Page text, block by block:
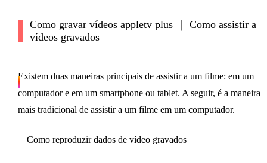
Como gravar vídeos appletv plus ｜ Como assistir a
vídeos gravados
Existem duas maneiras principais de assistir a um filme: em um
computador e em um smartphone ou tablet. A seguir, é a maneira
mais tradicional de assistir a um filme em um computador.
Como reproduzir dados de vídeo gravados